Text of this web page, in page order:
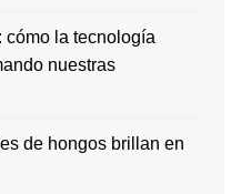
cómo la tecnología
nuestras
de hongos brillan en